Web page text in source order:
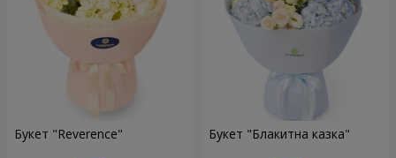
Букет "Reverence" Букет "Блакитна казка"